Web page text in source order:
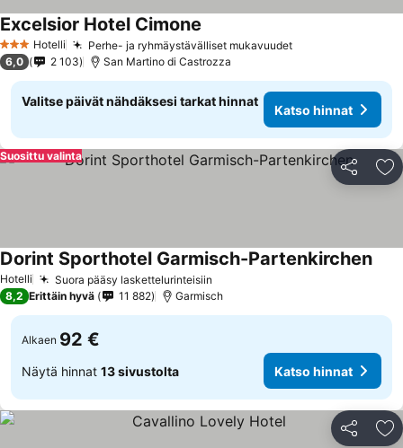
3 Tähtiluokitus
Hotelli Perhe- ja ryhmäystävälliset mukavuudetKatso hinnat
Excelsior Hotel Cimone
6,0 2 103 San Martino di Castrozza
Valitse päivät nähdäksesi tarkat hinnat
Katso hinnat
Jaa
Suosittu valinta
Hotelli Suora pääsy laskettelurinteisiin
Dorint Sporthotel Garmisch-Partenkirchen
8,2 Erittäin hyvä 11 882 Garmisch
Alkaen 92 €
Näytä hinnat 13 sivustolta Katso hinnat
Jaa